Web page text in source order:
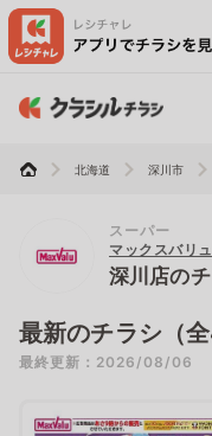
北海道 深川市
スーパー
マックスバリュ
深川店の
最新のチラシ（全
最終更新：2026/08/06